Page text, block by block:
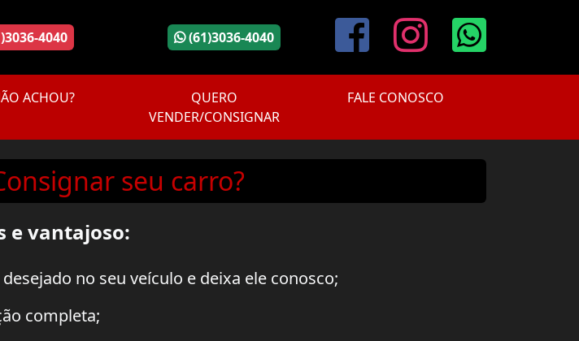
4040 (61)3036-4040
ACHOU?
QUERO
VENDER/CONSIGNAR
FALE CONOSCO
seu carro?
e vantajoso:
no seu veículo e deixa ele conosco;
completa;